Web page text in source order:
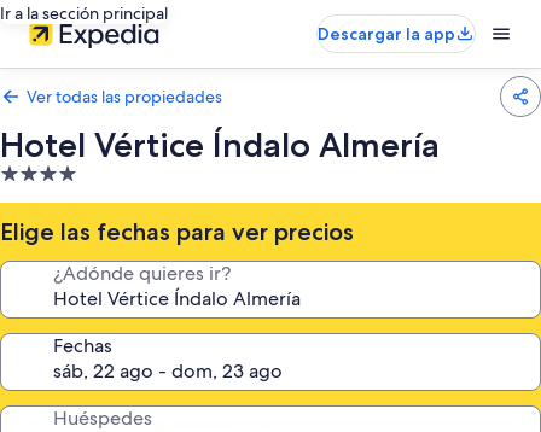
Ir a la sección principal
Descargar la app
Ver todas las propiedades
Hotel Vértice Índalo Almería
Propiedad
de
4.0
estrellas
Elige las fechas para ver precios
¿Adónde quieres ir?
Fechas
Huéspedes